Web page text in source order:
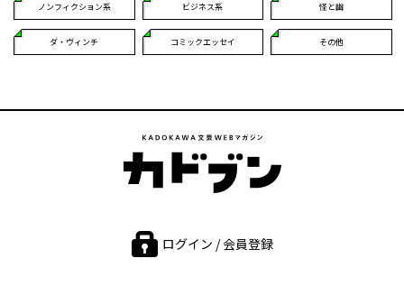
ノンフィクション系 ビジネス系 怪と幽
ダ・ヴィンチ コミックエッセイ その他
ログイン / 会員登録